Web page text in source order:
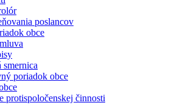
poslancov
obce
smernica
poriadok obce
protispoločenskej činnosti